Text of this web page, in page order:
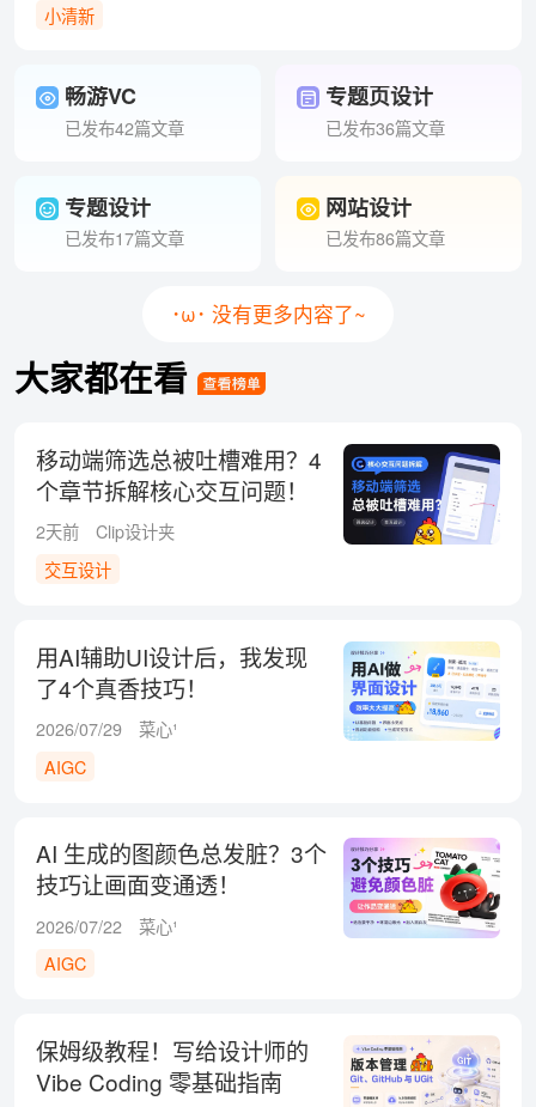
小清新
畅游VC
已发布42篇文章
专题页设计
已发布36篇文章
专题设计
已发布17篇文章
网站设计
已发布86篇文章
･ω･ 没有更多内容了~
大家都在看
移动端筛选总被吐槽难用？4
个章节拆解核心交互问题！
2天前
Clip设计夹
交互设计
用AI辅助UI设计后，我发现
了4个真香技巧！
2026/07/29
菜心¹
AIGC
AI 生成的图颜色总发脏？3个
技巧让画面变通透！
2026/07/22
菜心¹
AIGC
保姆级教程！写给设计师的
Vibe Coding 零基础指南